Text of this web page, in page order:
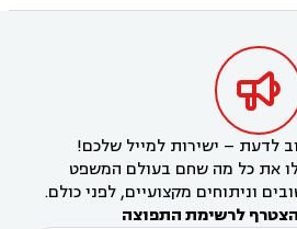

לדעת – ישירות למייל שלכם!
את כל מה שחם בעולם המשפט
וניתוחים מקצועיים, לפני כולם.
לרשימת התפוצה